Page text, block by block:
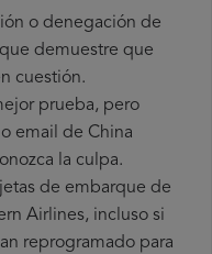
o denegación de
demuestre que
cuestión.
prueba, pero
email de China
la culpa.
de embarque de
Airlines, incluso si
reprogramado para